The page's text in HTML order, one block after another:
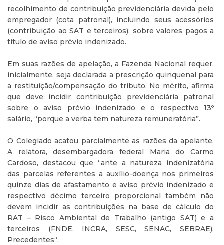
recolhimento de contribuição previdenciária devida pelo
empregador (cota patronal), incluindo seus acessórios
(contribuição ao SAT e terceiros), sobre valores pagos a
título de aviso prévio indenizado.
Em suas razões de apelação, a Fazenda Nacional requer,
inicialmente, seja declarada a prescrição quinquenal para
a restituição/compensação do tributo. No mérito, afirma
que deve incidir contribuição previdenciária patronal
sobre o aviso prévio indenizado e o respectivo 13º
salário, “porque a verba tem natureza remuneratória”.
O Colegiado acatou parcialmente as razões da apelante.
A relatora, desembargadora federal Maria do Carmo
Cardoso, destacou que “ante a natureza indenizatória
das parcelas referentes a auxílio-doença nos primeiros
quinze dias de afastamento e aviso prévio indenizado e
respectivo décimo terceiro proporcional também não
devem incidir as contribuições na base de cálculo do
RAT – Risco Ambiental de Trabalho (antigo SAT) e a
terceiros (FNDE, INCRA, SESC, SENAC, SEBRAE).
Precedentes“.